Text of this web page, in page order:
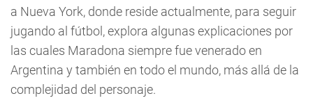
a Nueva York, donde reside actualmente, para seguir
jugando al fútbol, explora algunas explicaciones por
las cuales Maradona siempre fue venerado en
Argentina y también en todo el mundo, más allá de la
complejidad del personaje.